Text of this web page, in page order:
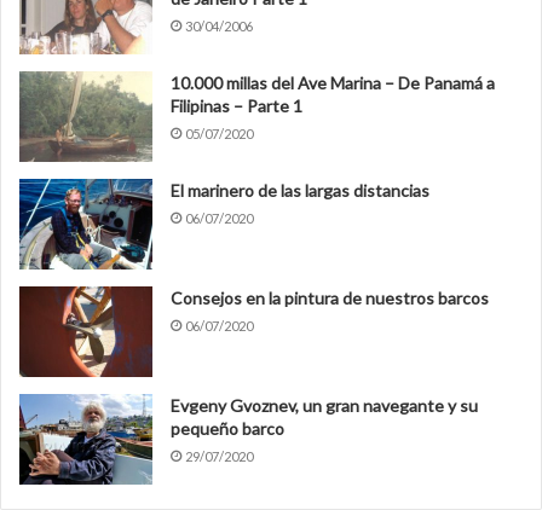
30/04/2006
10.000 millas del Ave Marina – De Panamá a
Filipinas – Parte 1
05/07/2020
El marinero de las largas distancias
06/07/2020
Consejos en la pintura de nuestros barcos
06/07/2020
Evgeny Gvoznev, un gran navegante y su
pequeño barco
29/07/2020